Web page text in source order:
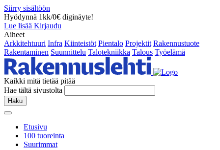
Siirry sisältöön
Hyödynnä 1kk/0€ diginäyte!
Lue lisää Kirjaudu
Aiheet
Arkkitehtuuri Infra Kiinteistöt Pientalo Projektit Rakennustuote
Rakentaminen Suunnittelu Talotekniikka Talous Työelämä
Kaikki mitä tietää pitää
Hae tältä sivustolta
Haku
Etusivu
100 tuoreinta
Suurimmat